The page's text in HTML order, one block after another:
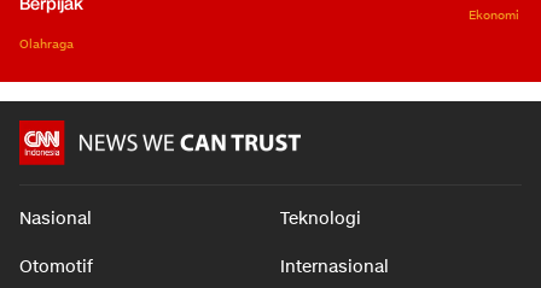
Olahraga
Ekonomi
Nasional Teknologi
Otomotif Internasional